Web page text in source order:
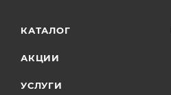
КАТАЛОГ
АКЦИИ
УСЛУГИ